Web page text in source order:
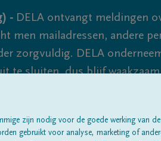
- DELA ontvangt meldingen
men mailadressen, andere
zorgvuldig. DELA
te sluiten, dus blijf
Alle rouwberichten
zijn nodig voor de goede werking van
gebruikt voor analyse, marketing of